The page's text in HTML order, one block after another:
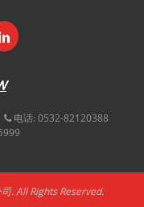
电话: 0532-82120388
. All Rights Reserved.